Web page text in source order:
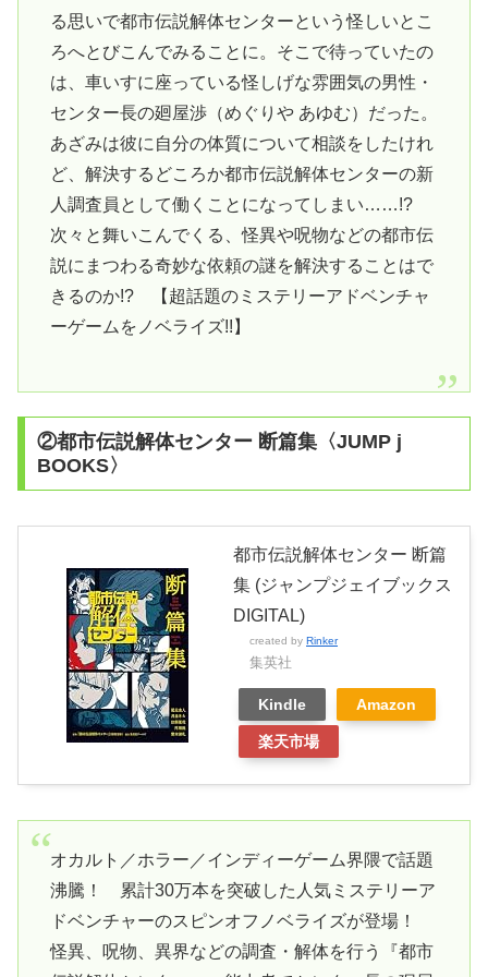
る思いで都市伝説解体センターという怪しいとこ
ろへとびこんでみることに。そこで待っていたの
は、車いすに座っている怪しげな雰囲気の男性・
センター長の廻屋渉（めぐりや あゆむ）だった。
あざみは彼に自分の体質について相談をしたけれ
ど、解決するどころか都市伝説解体センターの新
人調査員として働くことになってしまい……!?
次々と舞いこんでくる、怪異や呪物などの都市伝
説にまつわる奇妙な依頼の謎を解決することはで
きるのか!? 【超話題のミステリーアドベンチャ
ーゲームをノベライズ!!】
②都市伝説解体センター 断篇集〈JUMP j
BOOKS〉
都市伝説解体センター 断篇
集 (ジャンプジェイブックス
DIGITAL)
created by Rinker
集英社
Kindle Amazon
楽天市場
オカルト／ホラー／インディーゲーム界隈で話題
沸騰！ 累計30万本を突破した人気ミステリーア
ドベンチャーのスピンオフノベライズが登場！
怪異、呪物、異界などの調査・解体を行う『都市